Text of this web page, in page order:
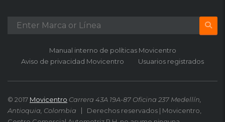
Manual interno de políticas Movicentro
Aviso de privacidad Movicentro
Usuarios registrados
© 2017 Movicentro Carrera 43A 19A-87 Oficina 237 Medellín,
Antioquia, Colombia
Derechos reservados | Movicentro,